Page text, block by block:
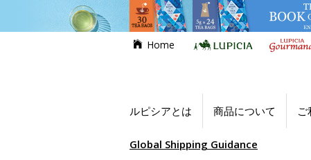
Home
ルピシアとは 商品について ご
Global Shipping Guidance